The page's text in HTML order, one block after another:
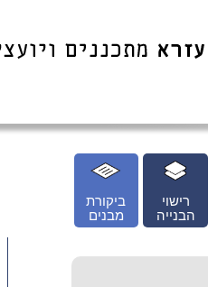
ביקורת
מבנים
רישוי
הבנייה